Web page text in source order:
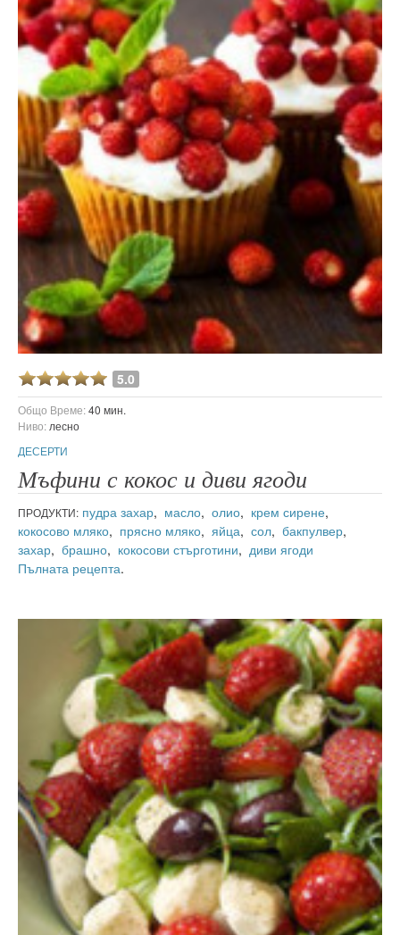
5.0
Общо Време:40 мин.
Ниво: лесно
ДЕСЕРТИ
Мъфини с кокос и диви ягоди
ПРОДУКТИ: пудра захар, масло, олио, крем сирене,
кокосово мляко, прясно мляко, яйца, сол, бакпулвер,
захар, брашно, кокосови стърготини, диви ягоди
Пълната рецепта.